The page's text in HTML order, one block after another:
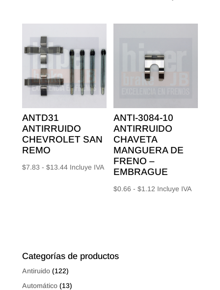
$4.41
$10.08
precios:
hasta
$7.84
ANTD31
ANTIRRUIDO
CHEVROLET SAN
REMO
$7.83 - $13.44Rango
Incluye IVA
ANTI-3084-10
ANTIRRUIDO
CHAVETA
MANGUERA DE
FRENO –
EMBRAGUE
$0.66 - $1.12 Rango
Incluye IVA
Categorías de productos
Antiruido (122)
Automático (13)